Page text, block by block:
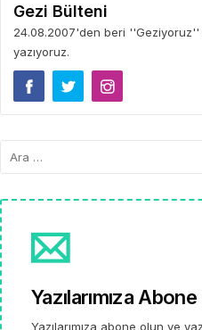
Gezi Bülteni
24.08.2007'den beri
yazıyoruz.
Yazılarımıza
Yazılarımıza abone olun ve